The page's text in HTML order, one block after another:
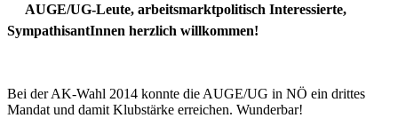
AUGE/UG-Leute, arbeitsmarktpolitisch Interessierte,
SympathisantInnen herzlich willkommen!
Bei der AK-Wahl 2014 konnte die AUGE/UG in NÖ ein drittes
Mandat und damit Klubstärke erreichen. Wunderbar!